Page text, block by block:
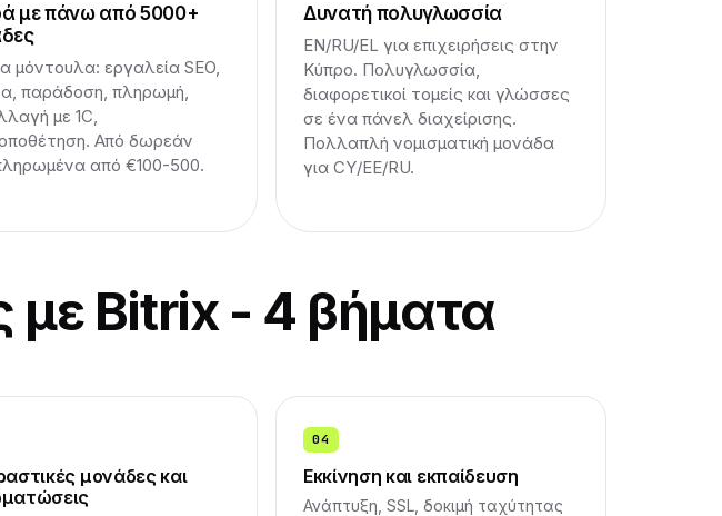
με πάνω από 5000+
μόντουλα: εργαλεία SEO,
παράδοση, πληρωμή,
με 1C,
Από δωρεάν
από €100-500.
Δυνατή πολυγλωσσία
EN/RU/EL για επιχειρήσεις στην
Κύπρο. Πολυγλωσσία,
διαφορετικοί τομείς και γλώσσες
σε ένα πάνελ διαχείρισης.
Πολλαπλή νομισματική μονάδα
για CY/ΕΕ/RU.
με Bitrix - 4 βήματα
μονάδες και
04
Εκκίνηση και εκπαίδευση
Ανάπτυξη, SSL, δοκιμή ταχύτητας